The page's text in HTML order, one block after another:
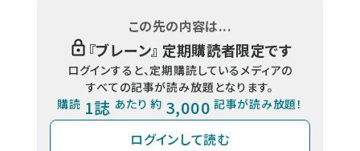
この先の内容は...
『ブレーン』 定期購読者限定です
ログインすると、定期購読しているメディアの
すべての記事が読み放題となります。
購読 1誌 あたり 約 3,000 記事が読み放題！
ログインして読む